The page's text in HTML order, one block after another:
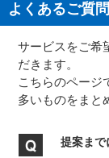
よくあるご質問
サービスをご希
だきます。
こちらのページ
多いものをまと
提案まで